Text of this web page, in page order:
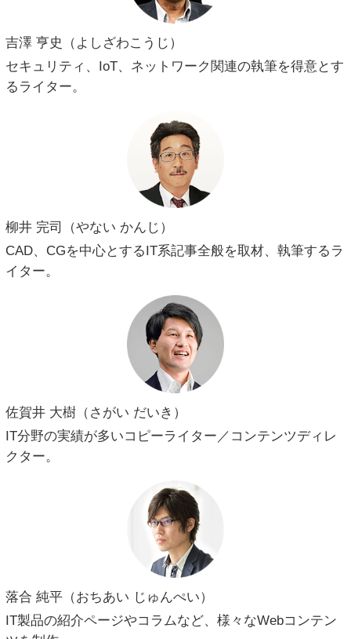
吉澤 亨史（よしざわこうじ）
セキュリティ、IoT、ネットワーク関連の執筆を得意とす
るライター。
柳井 完司（やない かんじ）
CAD、CGを中心とするIT系記事全般を取材、執筆するラ
イター。
佐賀井 大樹（さがい だいき）
IT分野の実績が多いコピーライター／コンテンツディレ
クター。
落合 純平（おちあい じゅんぺい）
IT製品の紹介ページやコラムなど、様々なWebコンテン